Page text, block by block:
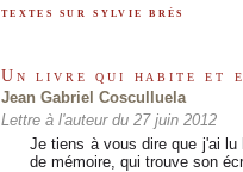
textes sur sylvie brès
Un livre qui habite et
Jean Gabriel Cosculluela
Lettre à l'auteur du 27 juin 2012
Je tiens à vous dire que j'ai
de mémoire, qui trouve son